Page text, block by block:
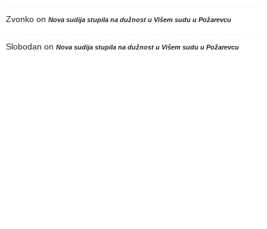
Zvonko on Nova sudija stupila na dužnost u Višem sudu u Požarevcu
Slobodan on Nova sudija stupila na dužnost u Višem sudu u Požarevcu